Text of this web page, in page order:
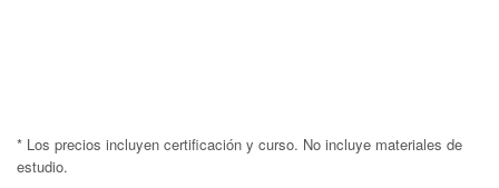
* Los precios incluyen certificación y curso. No incluye materiales de
estudio.